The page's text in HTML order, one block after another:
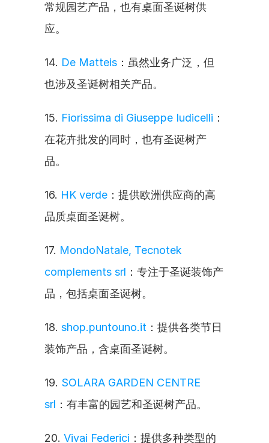
常规园艺产品，也有桌面圣诞树供
应。
14. De Matteis ：虽然业务广泛，但
也涉及圣诞树相关产品。
15. Fiorissima di Giuseppe Iudicelli ：
在花卉批发的同时，也有圣诞树产
品。
16. HK verde ：提供欧洲供应商的高
品质桌面圣诞树。
17. MondoNatale, Tecnotek
complements srl ：专注于圣诞装饰产
品，包括桌面圣诞树。
18. shop.puntouno.it ：提供各类节日
装饰产品，含桌面圣诞树。
19. SOLARA GARDEN CENTRE
srl ：有丰富的园艺和圣诞树产品。
20. Vivai Federici ：提供多种类型的